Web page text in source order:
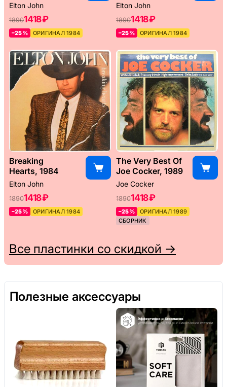
Elton John
18901418 ₽
–25% ОРИГИНАЛ 1984
Elton John
18901418 ₽
–25% ОРИГИНАЛ 1984
Breaking
Hearts, 1984
Elton John
18901418 ₽
–25% ОРИГИНАЛ 1984
The Very Best Of
Joe Cocker, 1989
Joe Cocker
18901418 ₽
–25%
ОРИГИНАЛ 1989
СБОРНИК
Все пластинки со скидкой →
Полезные аксессуары